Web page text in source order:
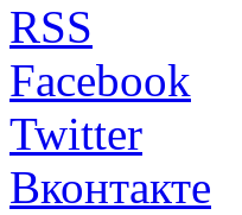
RSS
Facebook
Twitter
Вконтакте